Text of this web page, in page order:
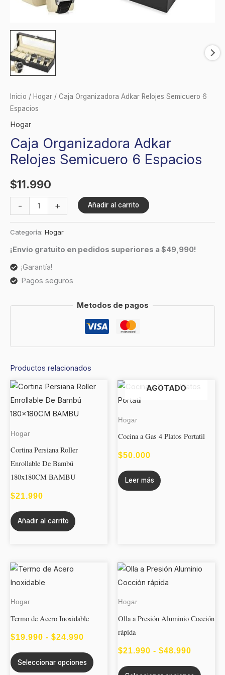
Inicio / Hogar / Caja Organizadora Adkar Relojes Semicuero 6
Espacios
Hogar
Caja Organizadora Adkar
Relojes Semicuero 6 Espacios
$11.990
- + Añadir al carrito
Categoría: Hogar
¡Envío gratuito en pedidos superiores a $49,990!
¡Garantía!
Pagos seguros
Metodos de pagos
Productos relacionados
Hogar
Cortina Persiana Roller
Enrollable De Bambú
180x180CM BAMBU
$21.990
Añadir al carrito
AGOTADO
Hogar
Cocina a Gas 4 Platos Portatil
$50.000
Leer más
Hogar
Termo de Acero Inoxidable
$19.990 - $24.990
PRECIOS:
DESDE
HASTA
$24.990
Seleccionar opciones
producto
variantes.
opciones
se
Hogar
Olla a Presión Aluminio Cocción
rápida
$21.990 - $48.990
RANGO
DESDE
$48.990
Este